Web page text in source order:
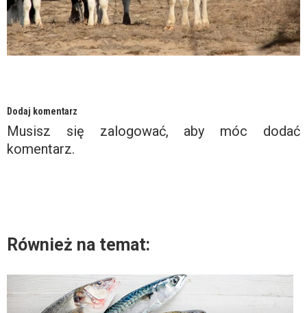
Dodaj komentarz
Musisz się zalogować, aby móc dodać
komentarz.
Również na temat: